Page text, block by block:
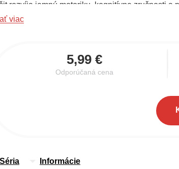
rozvíja jemnú motoriku, kognitívne zručnosti a
jednotlivých predmetov, a pritom sa skvele
viac
5,99 €
Odporúčaná cena
Séria Informácie